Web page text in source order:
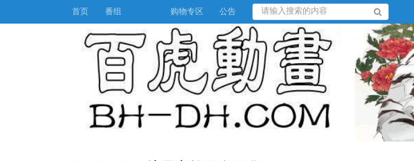
首页 番组 购物专区 公告